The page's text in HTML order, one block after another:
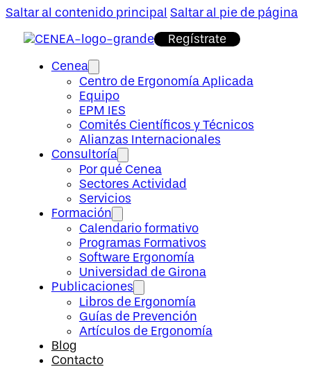
Saltar al contenido principal Saltar al pie de página
Regístrate
Cenea
Centro de Ergonomía Aplicada
Equipo
EPM IES
Comités Científicos y Técnicos
Alianzas Internacionales
Consultoría
Por qué Cenea
Sectores Actividad
Servicios
Formación
Calendario formativo
Programas Formativos
Software Ergonomía
Universidad de Girona
Publicaciones
Libros de Ergonomía
Guías de Prevención
Artículos de Ergonomía
Blog
Contacto